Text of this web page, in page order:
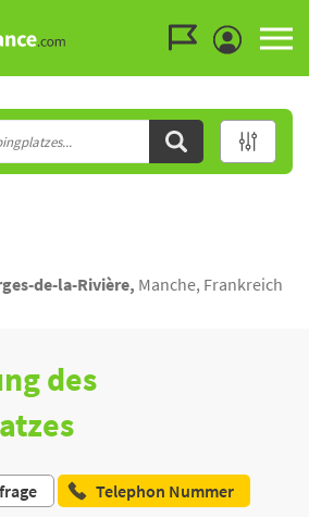
de-la-Rivière, Manche, Frankreich
des
Telephon Nummer